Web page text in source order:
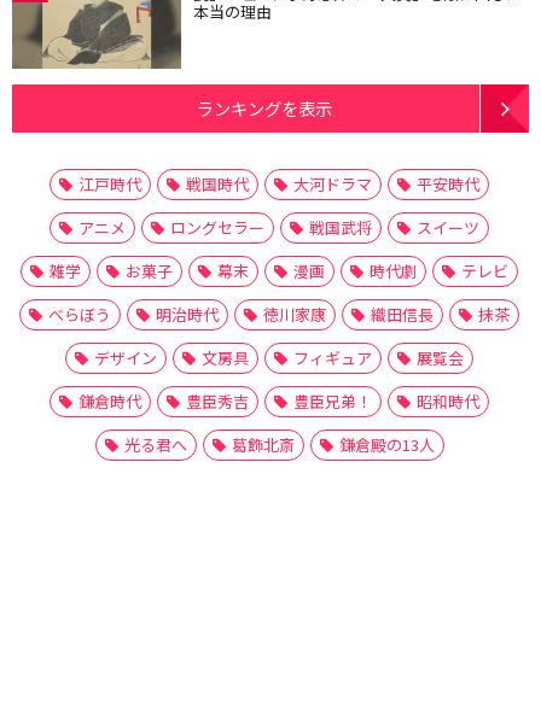
本当の理由
ランキングを表示
江戸時代 戦国時代 大河ドラマ
平安時代
アニメ
ロングセラー 戦国武将
スイーツ
雑学
お菓子 幕末 漫画 時代劇
テレビ
べらぼう
明治時代 徳川家康 織田信長
抹茶
デザイン
文房具 フィギュア
展覧会
鎌倉時代
豊臣秀吉 豊臣兄弟！
昭和時代
光る君へ
葛飾北斎 鎌倉殿の13人